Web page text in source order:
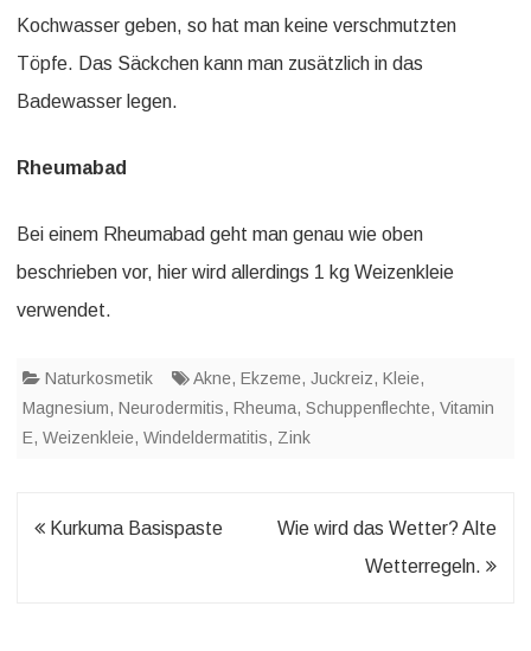
Kochwasser geben, so hat man keine verschmutzten
Töpfe. Das Säckchen kann man zusätzlich in das
Badewasser legen.
Rheumabad
Bei einem Rheumabad geht man genau wie oben
beschrieben vor, hier wird allerdings 1 kg Weizenkleie
verwendet.
Naturkosmetik Akne, Ekzeme, Juckreiz, Kleie,
Magnesium, Neurodermitis, Rheuma, Schuppenflechte, Vitamin
E, Weizenkleie, Windeldermatitis, Zink
Beitragsnavigation
Kurkuma Basispaste
Wie wird das Wetter? Alte
Wetterregeln.